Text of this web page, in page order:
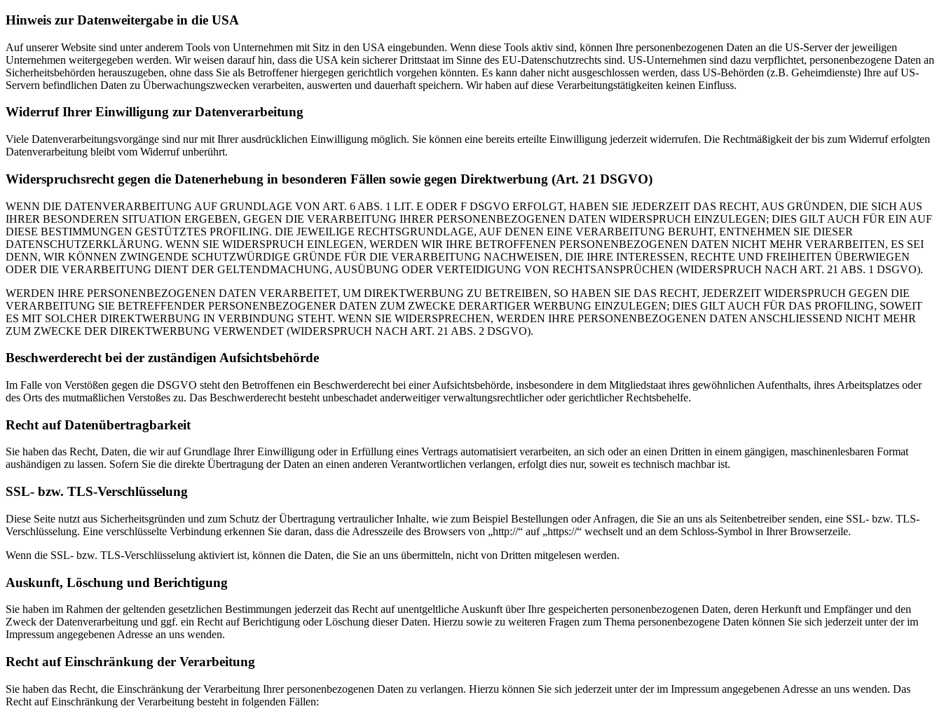
Hinweis zur Datenweitergabe in die USA
Auf unserer Website sind unter anderem Tools von Unternehmen mit Sitz in den USA eingebunden. Wenn diese Tools aktiv sind, können Ihre personenbezogenen Daten an die US-Server der jeweiligen
Unternehmen weitergegeben werden. Wir weisen darauf hin, dass die USA kein sicherer Drittstaat im Sinne des EU-Datenschutzrechts sind. US-Unternehmen sind dazu verpflichtet, personenbezogene Daten an
Sicherheitsbehörden herauszugeben, ohne dass Sie als Betroffener hiergegen gerichtlich vorgehen könnten. Es kann daher nicht ausgeschlossen werden, dass US-Behörden (z.B. Geheimdienste) Ihre auf US-
Servern befindlichen Daten zu Überwachungszwecken verarbeiten, auswerten und dauerhaft speichern. Wir haben auf diese Verarbeitungstätigkeiten keinen Einfluss.
Widerruf Ihrer Einwilligung zur Datenverarbeitung
Viele Datenverarbeitungsvorgänge sind nur mit Ihrer ausdrücklichen Einwilligung möglich. Sie können eine bereits erteilte Einwilligung jederzeit widerrufen. Die Rechtmäßigkeit der bis zum Widerruf erfolgten
Datenverarbeitung bleibt vom Widerruf unberührt.
Widerspruchsrecht gegen die Datenerhebung in besonderen Fällen sowie gegen Direktwerbung (Art. 21 DSGVO)
WENN DIE DATENVERARBEITUNG AUF GRUNDLAGE VON ART. 6 ABS. 1 LIT. E ODER F DSGVO ERFOLGT, HABEN SIE JEDERZEIT DAS RECHT, AUS GRÜNDEN, DIE SICH AUS
IHRER BESONDEREN SITUATION ERGEBEN, GEGEN DIE VERARBEITUNG IHRER PERSONENBEZOGENEN DATEN WIDERSPRUCH EINZULEGEN; DIES GILT AUCH FÜR EIN AUF
DIESE BESTIMMUNGEN GESTÜTZTES PROFILING. DIE JEWEILIGE RECHTSGRUNDLAGE, AUF DENEN EINE VERARBEITUNG BERUHT, ENTNEHMEN SIE DIESER
DATENSCHUTZERKLÄRUNG. WENN SIE WIDERSPRUCH EINLEGEN, WERDEN WIR IHRE BETROFFENEN PERSONENBEZOGENEN DATEN NICHT MEHR VERARBEITEN, ES SEI
DENN, WIR KÖNNEN ZWINGENDE SCHUTZWÜRDIGE GRÜNDE FÜR DIE VERARBEITUNG NACHWEISEN, DIE IHRE INTERESSEN, RECHTE UND FREIHEITEN ÜBERWIEGEN
ODER DIE VERARBEITUNG DIENT DER GELTENDMACHUNG, AUSÜBUNG ODER VERTEIDIGUNG VON RECHTSANSPRÜCHEN (WIDERSPRUCH NACH ART. 21 ABS. 1 DSGVO).
WERDEN IHRE PERSONENBEZOGENEN DATEN VERARBEITET, UM DIREKTWERBUNG ZU BETREIBEN, SO HABEN SIE DAS RECHT, JEDERZEIT WIDERSPRUCH GEGEN DIE
VERARBEITUNG SIE BETREFFENDER PERSONENBEZOGENER DATEN ZUM ZWECKE DERARTIGER WERBUNG EINZULEGEN; DIES GILT AUCH FÜR DAS PROFILING, SOWEIT
ES MIT SOLCHER DIREKTWERBUNG IN VERBINDUNG STEHT. WENN SIE WIDERSPRECHEN, WERDEN IHRE PERSONENBEZOGENEN DATEN ANSCHLIESSEND NICHT MEHR
ZUM ZWECKE DER DIREKTWERBUNG VERWENDET (WIDERSPRUCH NACH ART. 21 ABS. 2 DSGVO).
Beschwerde­recht bei der zuständigen Aufsichts­behörde
Im Falle von Verstößen gegen die DSGVO steht den Betroffenen ein Beschwerderecht bei einer Aufsichtsbehörde, insbesondere in dem Mitgliedstaat ihres gewöhnlichen Aufenthalts, ihres Arbeitsplatzes oder
des Orts des mutmaßlichen Verstoßes zu. Das Beschwerderecht besteht unbeschadet anderweitiger verwaltungsrechtlicher oder gerichtlicher Rechtsbehelfe.
Recht auf Daten­übertrag­barkeit
Sie haben das Recht, Daten, die wir auf Grundlage Ihrer Einwilligung oder in Erfüllung eines Vertrags automatisiert verarbeiten, an sich oder an einen Dritten in einem gängigen, maschinenlesbaren Format
aushändigen zu lassen. Sofern Sie die direkte Übertragung der Daten an einen anderen Verantwortlichen verlangen, erfolgt dies nur, soweit es technisch machbar ist.
SSL- bzw. TLS-Verschlüsselung
Diese Seite nutzt aus Sicherheitsgründen und zum Schutz der Übertragung vertraulicher Inhalte, wie zum Beispiel Bestellungen oder Anfragen, die Sie an uns als Seitenbetreiber senden, eine SSL- bzw. TLS-
Verschlüsselung. Eine verschlüsselte Verbindung erkennen Sie daran, dass die Adresszeile des Browsers von „http://“ auf „https://“ wechselt und an dem Schloss-Symbol in Ihrer Browserzeile.
Wenn die SSL- bzw. TLS-Verschlüsselung aktiviert ist, können die Daten, die Sie an uns übermitteln, nicht von Dritten mitgelesen werden.
Auskunft, Löschung und Berichtigung
Sie haben im Rahmen der geltenden gesetzlichen Bestimmungen jederzeit das Recht auf unentgeltliche Auskunft über Ihre gespeicherten personenbezogenen Daten, deren Herkunft und Empfänger und den
Zweck der Datenverarbeitung und ggf. ein Recht auf Berichtigung oder Löschung dieser Daten. Hierzu sowie zu weiteren Fragen zum Thema personenbezogene Daten können Sie sich jederzeit unter der im
Impressum angegebenen Adresse an uns wenden.
Recht auf Einschränkung der Verarbeitung
Sie haben das Recht, die Einschränkung der Verarbeitung Ihrer personenbezogenen Daten zu verlangen. Hierzu können Sie sich jederzeit unter der im Impressum angegebenen Adresse an uns wenden. Das
Recht auf Einschränkung der Verarbeitung besteht in folgenden Fällen: